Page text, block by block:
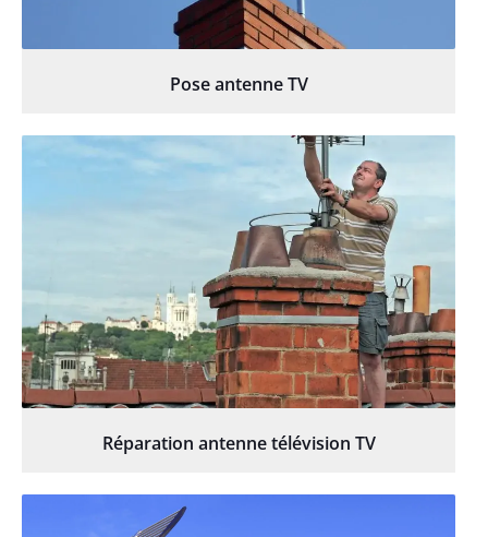
Pose antenne TV
Réparation antenne télévision TV